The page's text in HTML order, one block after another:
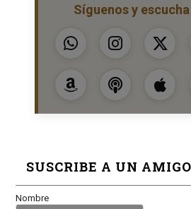
Síguenos y
SUSCRIBE A UN
Nombre